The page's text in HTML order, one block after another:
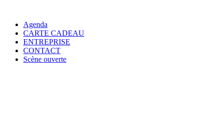
Agenda
CARTE CADEAU
ENTREPRISE
CONTACT
Scène ouverte